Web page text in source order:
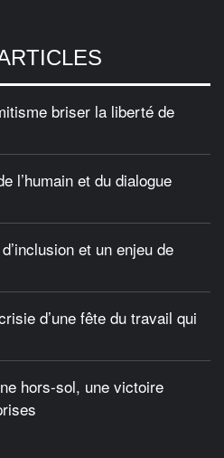
briser la liberté de
l’humain et du dialogue
et un enjeu de
d’une fête du travail qui
hors-sol, une victoire